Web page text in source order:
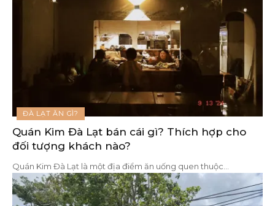
ĐÀ LẠT ĂN GÌ?
Quán Kim Đà Lạt bán cái gì? Thích hợp cho
đối tượng khách nào?
Quán Kim Đà Lạt là một địa điểm ăn uống quen thuộc